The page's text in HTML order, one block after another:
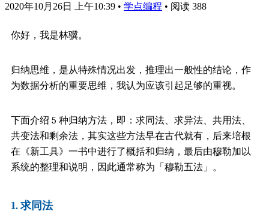
2020年10月26日 上午10:39 • 学点编程 • 阅读 388
你好，我是林骥。
归纳思维，是从特殊情况出发，推理出一般性的结论，作
为数据分析的重要思维，我认为应该引起足够的重视。
下面介绍 5 种归纳方法，即：求同法、求异法、共用法、
共变法和剩余法，其实这些方法早在古代就有，后来培根
在《新工具》一书中进行了概括和归纳，最后由穆勒加以
系统的整理和说明，因此通常称为「穆勒五法」。
1. 求同法